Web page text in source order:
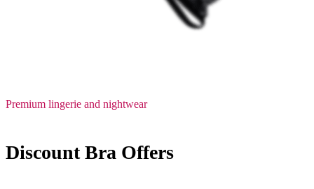
Premium lingerie and nightwear
Discount Bra Offers